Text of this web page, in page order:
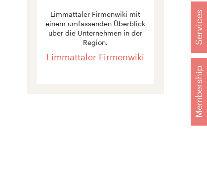
Membership
Services
Limmattaler Firmenwiki mit
einem umfassenden Überblick
über die Unternehmen in der
Region.
Limmattaler Firmenwiki